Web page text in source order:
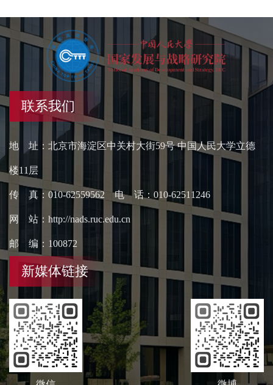
联系我们
地 址：北京市海淀区中关村大街59号 中国人民大学立德
楼11层
传 真：010-62559562 电 话：010-62511246
网 站：http://nads.ruc.edu.cn
邮 编：100872
新媒体链接